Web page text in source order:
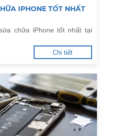
IPHONE TỐT NHẤT
chữa iPhone tốt nhất tại
Chi tiết